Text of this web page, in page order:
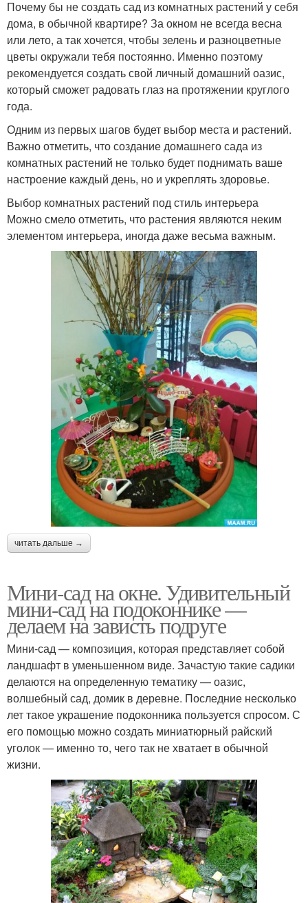
Почему бы не создать сад из комнатных растений у себя
дома, в обычной квартире? За окном не всегда весна
или лето, а так хочется, чтобы зелень и разноцветные
цветы окружали тебя постоянно. Именно поэтому
рекомендуется создать свой личный домашний оазис,
который сможет радовать глаз на протяжении круглого
года.
Одним из первых шагов будет выбор места и растений.
Важно отметить, что создание домашнего сада из
комнатных растений не только будет поднимать ваше
настроение каждый день, но и укреплять здоровье.
Выбор комнатных растений под стиль интерьера
Можно смело отметить, что растения являются неким
элементом интерьера, иногда даже весьма важным.
читать дальше →
Мини-сад на окне. Удивительный
мини-сад на подоконнике —
делаем на зависть подруге
Мини-сад — композиция, которая представляет собой
ландшафт в уменьшенном виде. Зачастую такие садики
делаются на определенную тематику — оазис,
волшебный сад, домик в деревне. Последние несколько
лет такое украшение подоконника пользуется спросом. С
его помощью можно создать миниатюрный райский
уголок — именно то, чего так не хватает в обычной
жизни.